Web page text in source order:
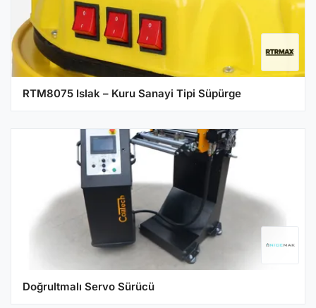
RTM8075 Islak – Kuru Sanayi Tipi Süpürge
Doğrultmalı Servo Sürücü